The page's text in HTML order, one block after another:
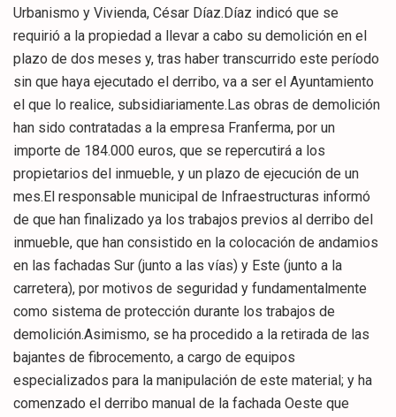
Urbanismo y Vivienda, César Díaz.Díaz indicó que se
requirió a la propiedad a llevar a cabo su demolición en el
plazo de dos meses y, tras haber transcurrido este período
sin que haya ejecutado el derribo, va a ser el Ayuntamiento
el que lo realice, subsidiariamente.Las obras de demolición
han sido contratadas a la empresa Franferma, por un
importe de 184.000 euros, que se repercutirá a los
propietarios del inmueble, y un plazo de ejecución de un
mes.El responsable municipal de Infraestructuras informó
de que han finalizado ya los trabajos previos al derribo del
inmueble, que han consistido en la colocación de andamios
en las fachadas Sur (junto a las vías) y Este (junto a la
carretera), por motivos de seguridad y fundamentalmente
como sistema de protección durante los trabajos de
demolición.Asimismo, se ha procedido a la retirada de las
bajantes de fibrocemento, a cargo de equipos
especializados para la manipulación de este material; y ha
comenzado el derribo manual de la fachada Oeste que